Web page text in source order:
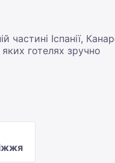
Іспанії,
готелях зручно